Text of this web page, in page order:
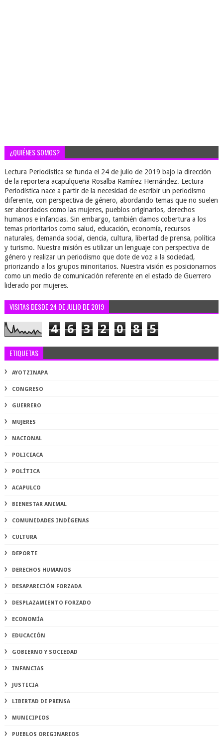
¿QUIÉNES SOMOS?
Lectura Periodística se funda el 24 de julio de 2019 bajo la dirección
de la reportera acapulqueña Rosalba Ramírez Hernández. Lectura
Periodística nace a partir de la necesidad de escribir un periodismo
diferente, con perspectiva de género, abordando temas que no suelen
ser abordados como las mujeres, pueblos originarios, derechos
humanos e infancias. Sin embargo, también damos cobertura a los
temas prioritarios como salud, educación, economía, recursos
naturales, demanda social, ciencia, cultura, libertad de prensa, política
y turismo. Nuestra misión es utilizar un lenguaje con perspectiva de
género y realizar un periodismo que dote de voz a la sociedad,
priorizando a los grupos minoritarios. Nuestra visión es posicionarnos
como un medio de comunicación referente en el estado de Guerrero
liderado por mujeres.
VISITAS DESDE 24 DE JULIO DE 2019
4 6 3 2 0 8 5
ETIQUETAS
AYOTZINAPA
CONGRESO
GUERRERO
MUJERES
NACIONAL
POLICIACA
POLÍTICA
ACAPULCO
BIENESTAR ANIMAL
COMUNIDADES INDÍGENAS
CULTURA
DEPORTE
DERECHOS HUMANOS
DESAPARICIÓN FORZADA
DESPLAZAMIENTO FORZADO
ECONOMÍA
EDUCACIÓN
GOBIERNO Y SOCIEDAD
INFANCIAS
JUSTICIA
LIBERTAD DE PRENSA
MUNICIPIOS
PUEBLOS ORIGINARIOS